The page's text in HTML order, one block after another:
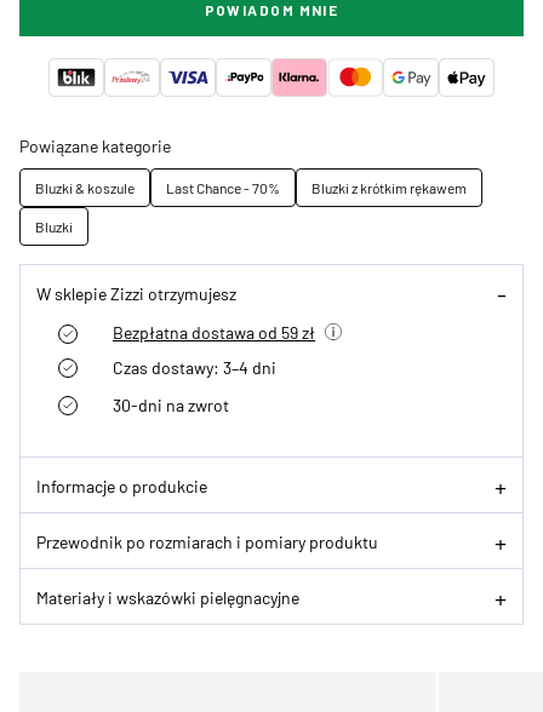
POWIADOM MNIE
Powiązane kategorie
Bluzki & koszule Last Chance - 70%
Bluzki z krótkim rękawem
Bluzki
W sklepie Zizzi otrzymujesz
Bezpłatna dostawa od 59 zł
Czas dostawy: 3–4 dni
30-dni na zwrot
Informacje o produkcie
Przewodnik po rozmiarach i pomiary produktu
Materiały i wskazówki pielęgnacyjne